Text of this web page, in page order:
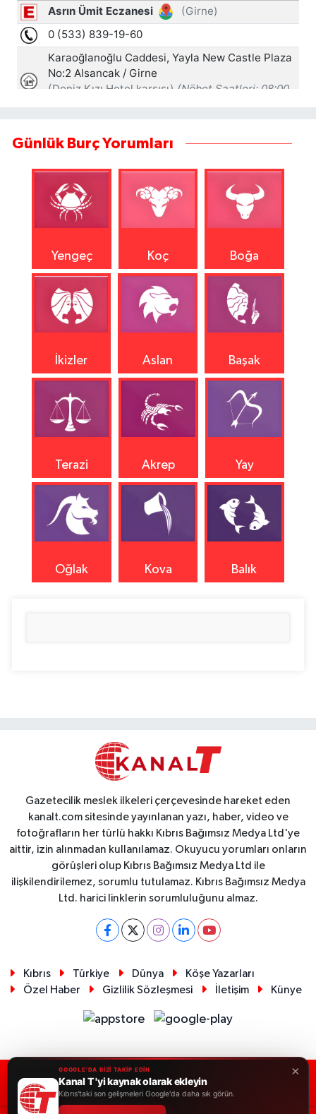
Günlük Burç Yorumları
Yengeç Koç Boğa
İkizler Aslan Başak
Terazi Akrep Yay
Oğlak Kova Balık
Gazetecilik meslek ilkeleri çerçevesinde hareket eden
kanalt.com sitesinde yayınlanan yazı, haber, video ve
fotoğrafların her türlü hakkı Kıbrıs Bağımsız Medya Ltd'ye
aittir, izin alınmadan kullanılamaz. Okuyucu yorumları onların
görüşleri olup Kıbrıs Bağımsız Medya Ltd ile
ilişkilendirilemez, sorumlu tutulamaz. Kıbrıs Bağımsız Medya
Ltd. harici linklerin sorumluluğunu almaz.
Kıbrıs Türkiye Dünya
Köşe Yazarları
Özel Haber
Gizlilik Sözleşmesi İletişim Künye
RSS Copyright © 2026. Her hakkı saklıdır.
×
GOOGLE'DA BİZİ TAKİP EDİN
Kanal T 'yi kaynak olarak ekleyin
Kıbrıs'taki son gelişmeleri Google'da daha sık görün.